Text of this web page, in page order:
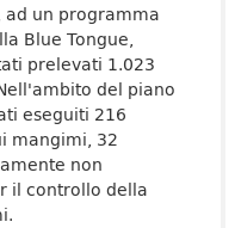
un programma
Blue Tongue,
prelevati 1.023
del piano
eseguiti 216
mangimi, 32
non
il controllo della